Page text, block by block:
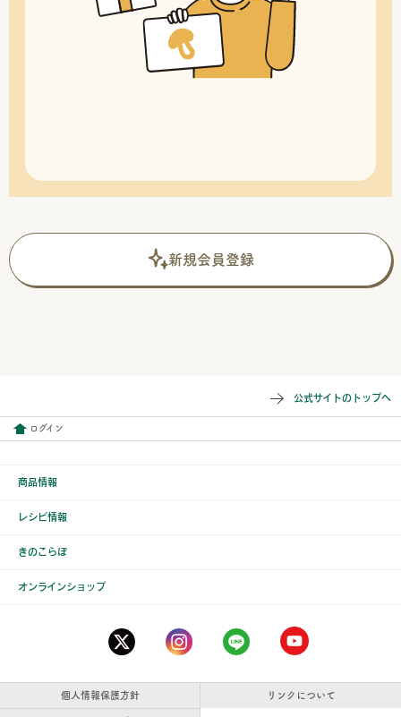
新規会員登録
公式サイトのトップへ
ログイン
商品情報
レシピ情報
きのこらぼ
オンラインショップ
個人情報保護方針 リンクについて